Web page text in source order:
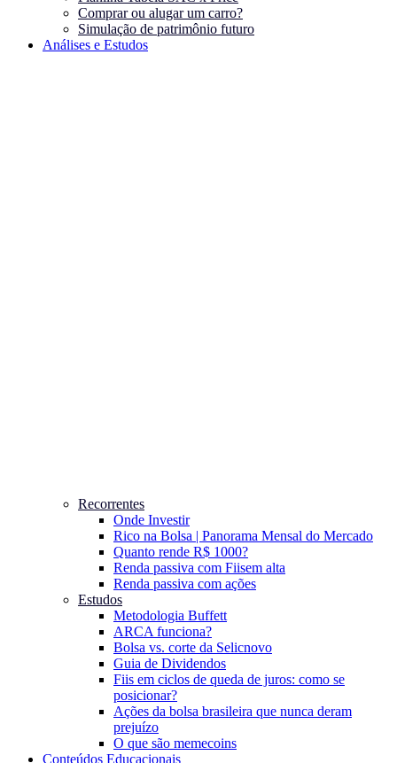
Comprar ou alugar um carro?
Simulação de patrimônio futuro
Análises e Estudos
Recorrentes
Onde Investir
Rico na Bolsa | Panorama Mensal do Mercado
Quanto rende R$ 1000?
Renda passiva com Fiisem alta
Renda passiva com ações
Estudos
Metodologia Buffett
ARCA funciona?
Bolsa vs. corte da Selicnovo
Guia de Dividendos
Fiis em ciclos de queda de juros: como se
posicionar?
Ações da bolsa brasileira que nunca deram
prejuízo
O que são memecoins
Conteúdos Educacionais